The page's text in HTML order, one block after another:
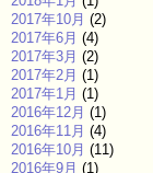
2017年10月 (2)
2017年6月 (4)
2017年3月 (2)
2017年2月 (1)
2017年1月 (1)
2016年12月 (1)
2016年11月 (4)
2016年10月 (11)
2016年9月 (1)